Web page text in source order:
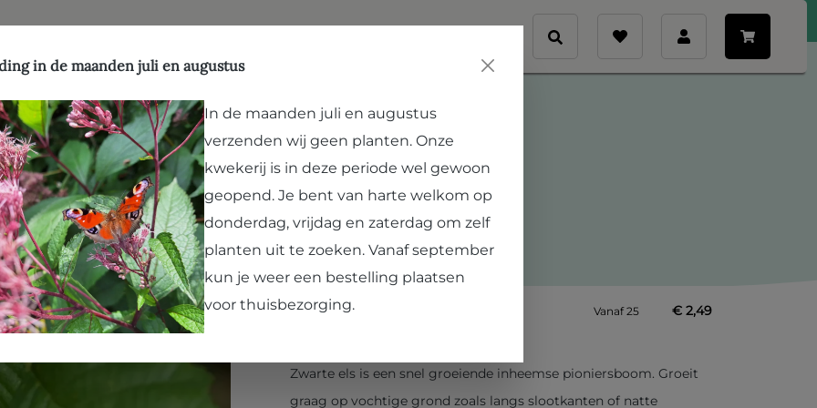
Alnus glutinosa autochtoon
Zwarte Els
Vanaf25 € 2,49
Zwarte els is een snel groeiende inheemse pioniersboom. Groeit
graag op vochtige grond zoals langs slootkanten of natte
in de maanden juli en augustus
In de maanden juli en augustus
verzenden wij geen planten. Onze
kwekerij is in deze periode wel gewoon
geopend. Je bent van harte welkom op
donderdag, vrijdag en zaterdag om zelf
planten uit te zoeken. Vanaf september
kun je weer een bestelling plaatsen
voor thuisbezorging.